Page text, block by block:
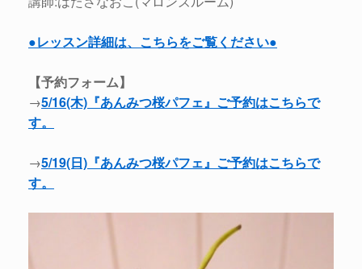
●レッスン詳細は、こちらをご覧ください●
【予約フォーム】
→5/16(木)『あんみつ桜パフェ』ご予約はこちらで
す。
→5/19(日)『あんみつ桜パフェ』ご予約はこちらで
す。